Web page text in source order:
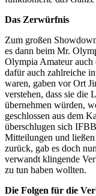
Das Zerwürfnis
Zum großen
es dann beim Mr.
Olympia Amateur auch
dafür auch zahlreiche
waren, gaben vor Ort
verstehen, dass sie die
übernehmen würden,
geschlossen aus dem
überschlugen sich
Mitteilungen und
zurück, gab es doch
verwandt klingende
zu tun haben wollten.
Die Folgen für die